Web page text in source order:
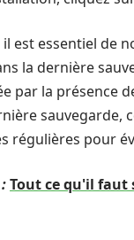
il est essentiel de
la dernière
par la présence
sauvegarde,
régulières pour
Tout ce qu'il faut